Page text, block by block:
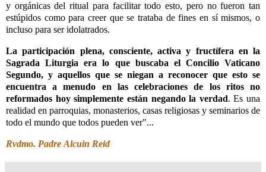
y orgánicas del ritual para facilitar todo esto, pero no fueron tan
estúpidos como para creer que se trataba de fines en sí mismos, o
incluso para ser idolatrados.
La participación plena, consciente, activa y fructífera en la
Sagrada Liturgia era lo que buscaba el Concilio Vaticano
Segundo, y aquellos que se niegan a reconocer que esto se
encuentra a menudo en las celebraciones de los ritos no
reformados hoy simplemente están negando la verdad. Es una
realidad en parroquias, monasterios, casas religiosas y seminarios de
todo el mundo que todos pueden ver"...
Rvdmo. Padre Alcuin Reid